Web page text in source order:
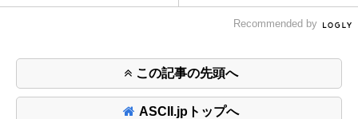
Recommended by
この記事の先頭へ
ASCII.jpトップへ